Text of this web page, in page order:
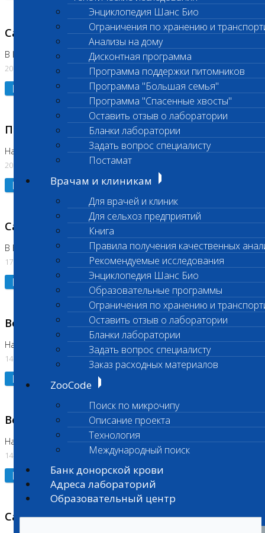
Энциклопедия Шанс Био
Ограничения по хранению и
Анализы на дому
Дисконтная программа
Программа поддержки питомников
Программа "Большая семья"
Программа "Спасенные хвосты"
Оставить отзыв о лаборатории
Бланки лаборатории
Задать вопрос специалисту
Постамат
Врачам и клиникам
Для врачей и клиник
Для сельхоз предприятий
Книга
Правила получения качественных
Рекомендуемые исследования
Энциклопедия Шанс Био
Образовательные программы
Ограничения по хранению и
Оставить отзыв о лаборатории
Бланки лаборатории
Задать вопрос специалисту
Заказ расходных материалов
ZooCode
Поиск по микрочипу
Описание проекта
Технология
Международный поиск
Банк донорской крови
Адреса лабораторий
Образовательный центр
Санитарный день
В Коломне 20.07.2026
20.07.2026
Подробнее
Приостановлено выполнение исследования
На Нагорной
20.07.2026
Подробнее
Санитарный день
В Бутово
17.07.2026
Подробнее
Возобновлено выполнение исследования
На Нагорной (Код 961, 962)
14.07.2026
Подробнее
Возобновлено выполнение исследования
На Нагорной (Код 157)
14.07.2026
Подробнее
Санитарный день